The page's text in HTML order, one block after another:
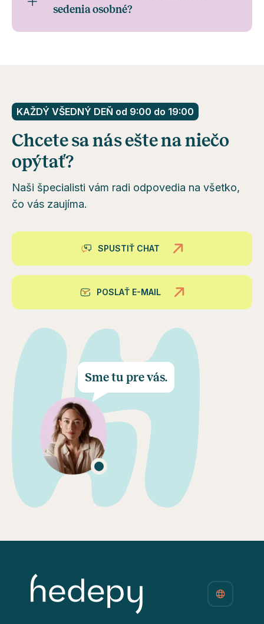
sedenia osobné?
KAŽDÝ VŠEDNÝ DEŇ od 9:00 do 19:00
Chcete sa nás ešte na niečo
opýtať?
Naši špecialisti vám radi odpovedia na všetko,
čo vás zaujíma.
SPUSTIŤ CHAT
POSLAŤ E-MAIL
Sme tu pre vás.